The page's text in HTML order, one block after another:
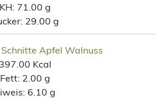
KH: 71.00 g
29.00 g
Apfel Walnuss
397.00 Kcal
Fett: 2.00 g
6.10 g